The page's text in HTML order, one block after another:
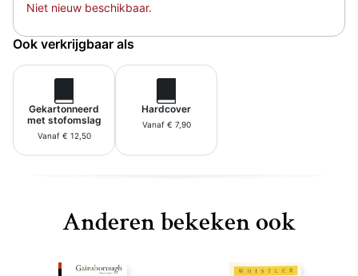
Niet nieuw beschikbaar.
Ook verkrijgbaar als
Gekartonneerd
met stofomslag
Vanaf € 12,50
Hardcover
Vanaf € 7,90
Anderen bekeken ook